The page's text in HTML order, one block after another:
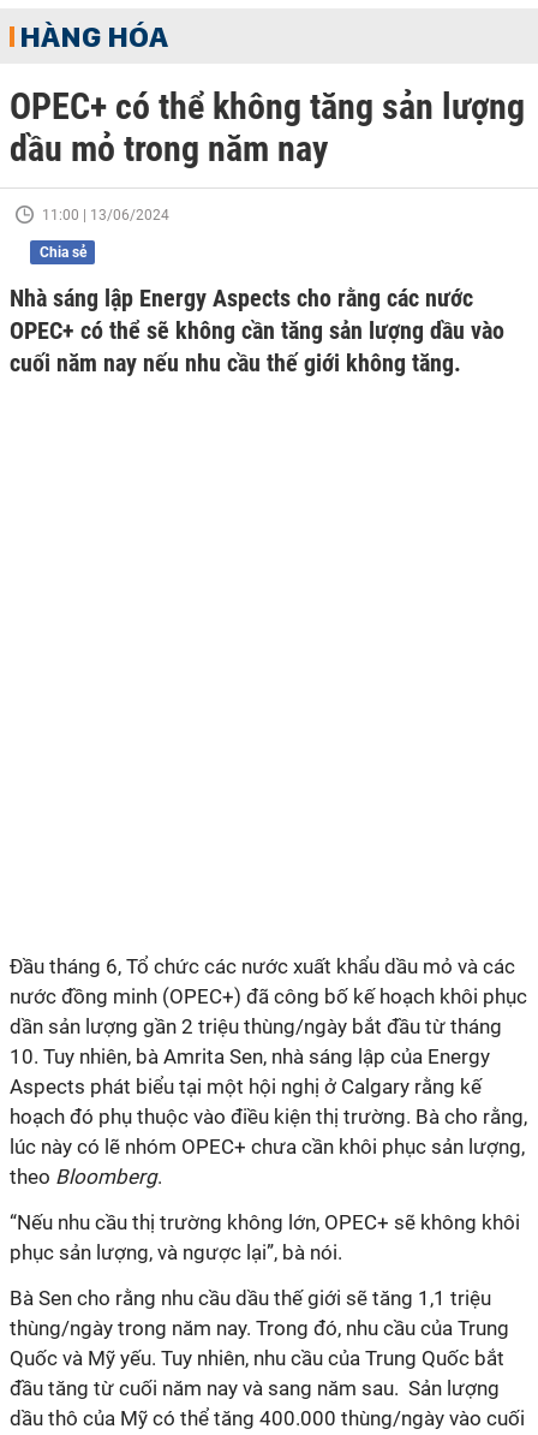
HÀNG HÓA
OPEC+ có thể không tăng sản lượng
dầu mỏ trong năm nay
11:00 | 13/06/2024
Chia sẻ
Nhà sáng lập Energy Aspects cho rằng các nước
OPEC+ có thể sẽ không cần tăng sản lượng dầu vào
cuối năm nay nếu nhu cầu thế giới không tăng.
Đầu tháng 6, Tổ chức các nước xuất khẩu dầu mỏ và các
nước đồng minh (OPEC+) đã công bố kế hoạch khôi phục
dần sản lượng gần 2 triệu thùng/ngày bắt đầu từ tháng
10. Tuy nhiên, bà Amrita Sen, nhà sáng lập của Energy
Aspects phát biểu tại một hội nghị ở Calgary rằng kế
hoạch đó phụ thuộc vào điều kiện thị trường. Bà cho rằng,
lúc này có lẽ nhóm OPEC+ chưa cần khôi phục sản lượng,
theo Bloomberg.
“Nếu nhu cầu thị trường không lớn, OPEC+ sẽ không khôi
phục sản lượng, và ngược lại”, bà nói.
Bà Sen cho rằng nhu cầu dầu thế giới sẽ tăng 1,1 triệu
thùng/ngày trong năm nay. Trong đó, nhu cầu của Trung
Quốc và Mỹ yếu. Tuy nhiên, nhu cầu của Trung Quốc bắt
đầu tăng từ cuối năm nay và sang năm sau. Sản lượng
dầu thô của Mỹ có thể tăng 400.000 thùng/ngày vào cuối